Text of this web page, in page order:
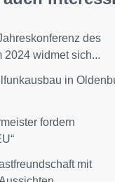
des
2024 widmet sich...
in
fordern
mit